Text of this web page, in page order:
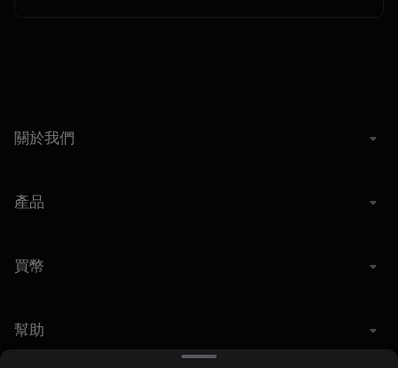
關於我們
產品
買幣
幫助